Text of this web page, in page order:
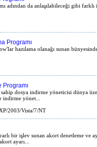
adından da anlaşılabileceği gibi farklı
Programı
hazılama olanağı sunan
Programı
dosya indirme yöneticisi dünya
indirme yönet...
2003/Vista/7/NT
bir işlev sunan akort denetleme ve
ayarı...